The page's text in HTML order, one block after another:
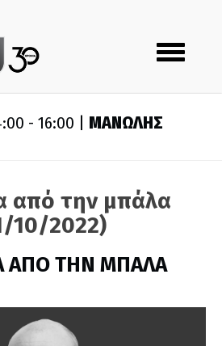
Toggle
navigation
- 16:00 | ΜΑΝΩΛΗΣ
από την μπάλα
10/2022)
ΑΠΟ ΤΗΝ ΜΠΑΛΑ